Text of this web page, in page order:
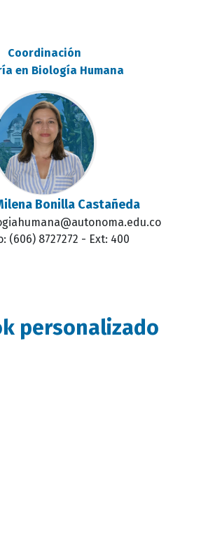
Coordinación
en Biología Humana
Bonilla Castañeda
(606) 8727272 - Ext: 400
personalizado